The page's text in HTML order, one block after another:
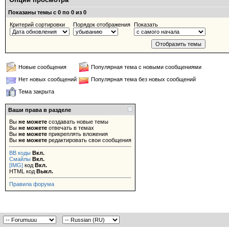
Показаны темы с 0 по 0 из 0
Критерий сортировки
Порядок отображения Показать
Новые сообщения
Популярная тема с новыми сообщениями
Нет новых сообщений
Популярная тема без новых сообщений
Тема закрыта
Ваши права в разделе
Вы не можете создавать новые темы
Вы не можете отвечать в темах
Вы не можете прикреплять вложения
Вы не можете редактировать свои сообщения
BB коды Вкл.
Смайлы Вкл.
[IMG] код Вкл.
HTML код Выкл.
Правила форума